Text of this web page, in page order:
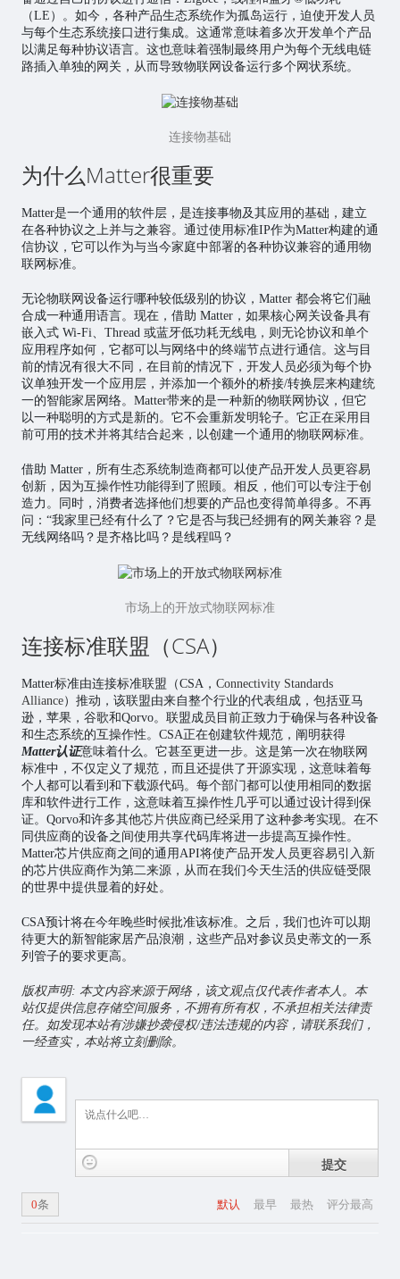
（LE）。如今，各种产品生态系统作为孤岛运行，迫使开发人员
与每个生态系统接口进行集成。这通常意味着多次开发单个产品
以满足每种协议语言。这也意味着强制最终用户为每个无线电链
路插入单独的网关，从而导致物联网设备运行多个网状系统。
连接物基础
为什么Matter很重要
Matter是一个通用的软件层，是连接事物及其应用的基础，建立
在各种协议之上并与之兼容。通过使用标准IP作为Matter构建的通
信协议，它可以作为与当今家庭中部署的各种协议兼容的通用物
联网标准。
无论物联网设备运行哪种较低级别的协议，Matter 都会将它们融
合成一种通用语言。现在，借助 Matter，如果核心网关设备具有
嵌入式 Wi-Fi、Thread 或蓝牙低功耗无线电，则无论协议和单个
应用程序如何，它都可以与网络中的终端节点进行通信。这与目
前的情况有很大不同，在目前的情况下，开发人员必须为每个协
议单独开发一个应用层，并添加一个额外的桥接/转换层来构建统
一的智能家居网络。Matter带来的是一种新的物联网协议，但它
以一种聪明的方式是新的。它不会重新发明轮子。它正在采用目
前可用的技术并将其结合起来，以创建一个通用的物联网标准。
借助 Matter，所有生态系统制造商都可以使产品开发人员更容易
创新，因为互操作性功能得到了照顾。相反，他们可以专注于创
造力。同时，消费者选择他们想要的产品也变得简单得多。不再
问：“我家里已经有什么了？它是否与我已经拥有的网关兼容？是
无线网络吗？是齐格比吗？是线程吗？
市场上的开放式物联网标准
连接标准联盟（CSA）
Matter标准由连接标准联盟（CSA， Connectivity Standards
Alliance）推动，该联盟由来自整个行业的代表组成，包括亚马
逊，苹果，谷歌和Qorvo。联盟成员目前正致力于确保与各种设备
和生态系统的互操作性。CSA正在创建软件规范，阐明获得
Matter认证意味着什么。它甚至更进一步。这是第一次在物联网
标准中，不仅定义了规范，而且还提供了开源实现，这意味着每
个人都可以看到和下载源代码。每个部门都可以使用相同的数据
库和软件进行工作，这意味着互操作性几乎可以通过设计得到保
证。Qorvo和许多其他芯片供应商已经采用了这种参考实现。在不
同供应商的设备之间使用共享代码库将进一步提高互操作性。
Matter芯片供应商之间的通用API将使产品开发人员更容易引入新
的芯片供应商作为第二来源，从而在我们今天生活的供应链受限
的世界中提供显着的好处。
CSA预计将在今年晚些时候批准该标准。之后，我们也许可以期
待更大的新智能家居产品浪潮，这些产品对参议员史蒂文的一系
列管子的要求更高。
版权声明: 本文内容来源于网络，该文观点仅代表作者本人。本
站仅提供信息存储空间服务，不拥有所有权，不承担相关法律责
任。如发现本站有涉嫌抄袭侵权/违法违规的内容，请联系我们，
一经查实，本站将立刻删除。
提交
默认 最早 最热 评分最高
0条